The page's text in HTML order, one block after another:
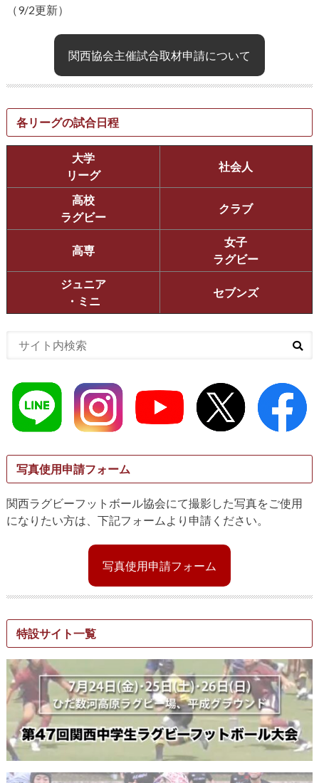
（9/2更新）
関西協会主催試合取材申請について
各リーグの試合日程
大学
リーグ
社会人
高校
ラグビー
クラブ
高専
女子
ラグビー
ジュニア
・ミニ
セブンズ
写真使用申請フォーム
関西ラグビーフットボール協会にて撮影した写真をご使用
になりたい方は、下記フォームより申請ください。
写真使用申請フォーム
特設サイト一覧